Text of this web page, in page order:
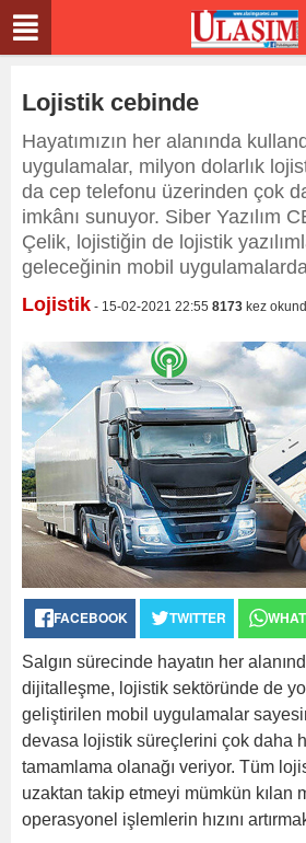
Lojistik cebinde
Hayatımızın her alanında
uygulamalar, milyon dolarlık
da cep telefonu üzerinden çok
imkânı sunuyor. Siber Yazılım
Çelik, lojistiğin de lojistik
geleceğinin mobil
Lojistik - 15-02-2021 22:55 8173 kez
FACEBOOK TWITTER
Salgın sürecinde hayatın her
dijitalleşme, lojistik sektöründe de
geliştirilen mobil uygulamalar
devasa lojistik süreçlerini çok daha
tamamlama olanağı veriyor. Tüm
uzaktan takip etmeyi mümkün kılan
operasyonel işlemlerin hızını